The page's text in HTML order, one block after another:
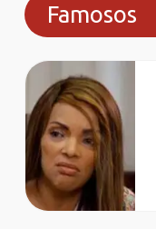
Famosos